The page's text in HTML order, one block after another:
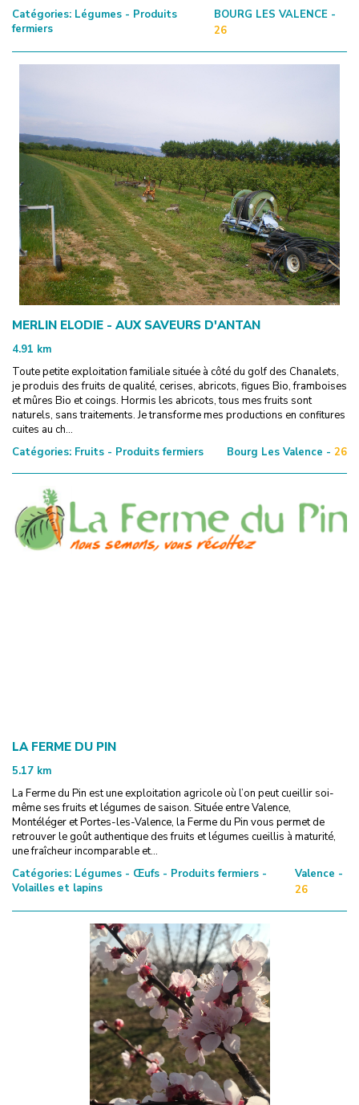
Catégories: Légumes - Produits
fermiers
BOURG LES VALENCE -
26
MERLIN ELODIE - AUX SAVEURS D'ANTAN
4.91 km
Toute petite exploitation familiale située à côté du golf des Chanalets,
je produis des fruits de qualité, cerises, abricots, figues Bio, framboises
et mûres Bio et coings. Hormis les abricots, tous mes fruits sont
naturels, sans traitements. Je transforme mes productions en confitures
cuites au ch...
Catégories: Fruits - Produits fermiers Bourg Les Valence - 26
LA FERME DU PIN
5.17 km
La Ferme du Pin est une exploitation agricole où l’on peut cueillir soi-
même ses fruits et légumes de saison. Située entre Valence,
Montéléger et Portes-les-Valence, la Ferme du Pin vous permet de
retrouver le goût authentique des fruits et légumes cueillis à maturité,
une fraîcheur incomparable et...
Catégories: Légumes - Œufs - Produits fermiers -
Volailles et lapins
Valence -
26